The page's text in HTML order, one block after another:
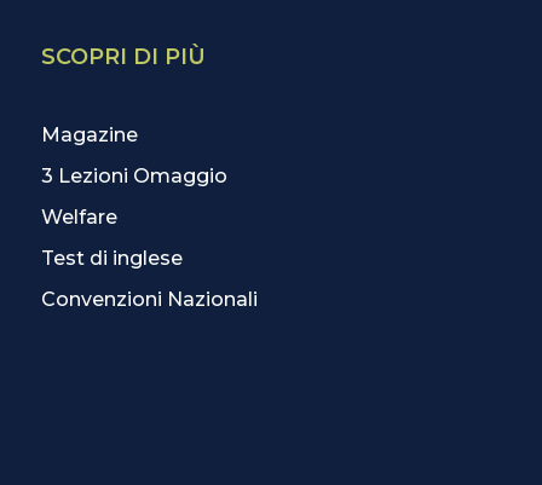
SCOPRI DI PIÙ
Magazine
3 Lezioni Omaggio
Welfare
Test di inglese
Convenzioni Nazionali